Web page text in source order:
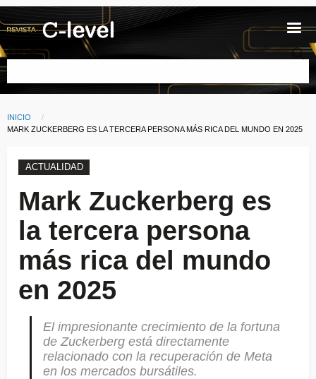
Pasar al contenido principal
Buscar
Ruta de navegación
INICIO
CURRENT:
MARK ZUCKERBERG ES LA TERCERA PERSONA MÁS RICA DEL MUNDO EN 2025
ACTUALIDAD
Mark Zuckerberg es
la tercera persona
más rica del mundo
en 2025
El impresionante crecimiento de la fortuna
de Zuckerberg está directamente
relacionado con la recuperación de Meta
en los mercados bursátiles.